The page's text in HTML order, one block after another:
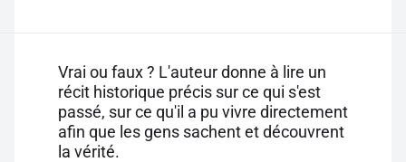
Vrai ou faux ? L'auteur donne à lire un
récit historique précis sur ce qui s'est
passé, sur ce qu'il a pu vivre directement
afin que les gens sachent et découvrent
la vérité.